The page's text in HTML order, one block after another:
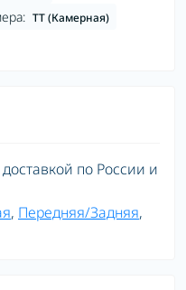
TT (Камерная)
по России и
, Передняя/Задняя,